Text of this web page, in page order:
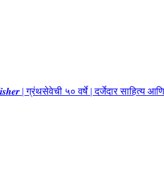
| ग्रंथसेवेची ५० वर्षे | दर्जेदार साहित्य आणि